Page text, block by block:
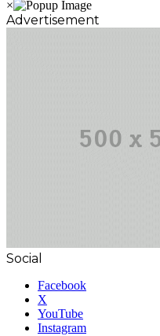
Advertisement
Social
Facebook
X
YouTube
Instagram